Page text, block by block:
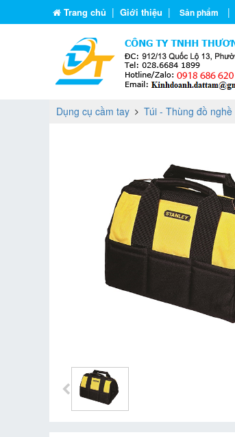
Trang chủ | Giới thiệu | Sản phẩm |
Dụng cụ cầm tay Túi - Thùng đồ nghề